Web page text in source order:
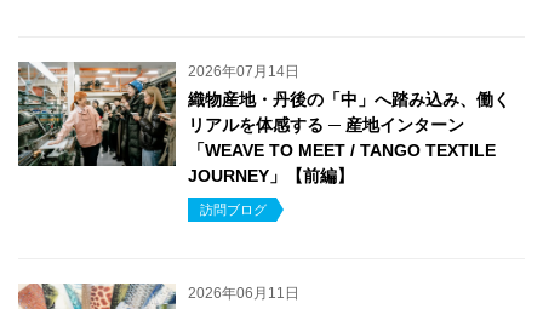
2026年07月14日
織物産地・丹後の「中」へ踏み込み、働く
リアルを体感する ─ 産地インターン
「WEAVE TO MEET / TANGO TEXTILE
JOURNEY」【前編】
訪問ブログ
2026年06月11日